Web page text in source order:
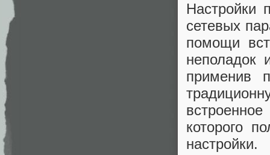
Настройки
сетевых
помощи
неполадок
применив
которого
настройки.